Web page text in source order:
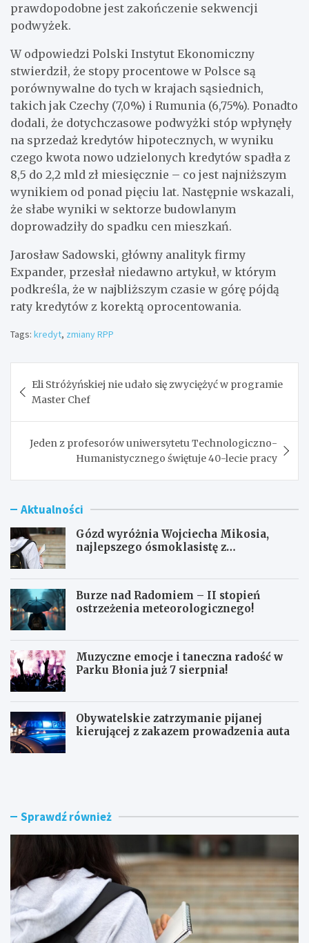
prawdopodobne jest zakończenie sekwencji
podwyżek.
W odpowiedzi Polski Instytut Ekonomiczny
stwierdził, że stopy procentowe w Polsce są
porównywalne do tych w krajach sąsiednich,
takich jak Czechy (7,0%) i Rumunia (6,75%). Ponadto
dodali, że dotychczasowe podwyżki stóp wpłynęły
na sprzedaż kredytów hipotecznych, w wyniku
czego kwota nowo udzielonych kredytów spadła z
8,5 do 2,2 mld zł miesięcznie – co jest najniższym
wynikiem od ponad pięciu lat. Następnie wskazali,
że słabe wyniki w sektorze budowlanym
doprowadziły do spadku cen mieszkań.
Jarosław Sadowski, główny analityk firmy
Expander, przesłał niedawno artykuł, w którym
podkreśla, że w najbliższym czasie w górę pójdą
raty kredytów z korektą oprocentowania.
Tags: kredyt, zmiany RPP
wpisu
Eli Stróżyńskiej nie udało się zwyciężyć w programie
Master Chef
Jeden z profesorów uniwersytetu Technologiczno-
Humanistycznego świętuje 40-lecie pracy
Aktualności
Gózd wyróżnia Wojciecha Mikosia,
najlepszego ósmoklasistę z
Burze nad Radomiem – II stopień
ostrzeżenia meteorologicznego!
Muzyczne emocje i taneczna radość w
Parku Błonia już 7 sierpnia!
Obywatelskie zatrzymanie pijanej
kierującej z zakazem prowadzenia auta
G
y
a
W
o
j
B
n
o
m
i
e
Sprawdź również